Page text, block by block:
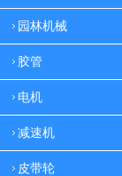
园林机械
胶管
电机
减速机
皮带轮